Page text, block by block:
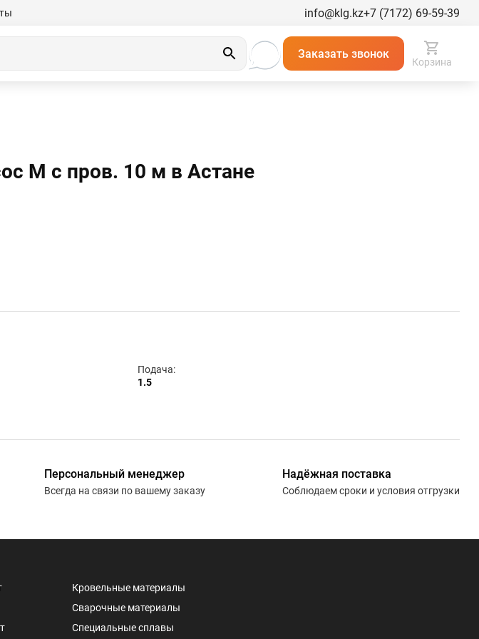
info@klg.kz+7 (7172) 69-59-39
Заказать звонок
Корзина
М с пров. 10 м в Астанe
Подача:
1.5
Персональный менеджер
Всегда на связи по вашему заказу
Надёжная поставка
Соблюдаем сроки и условия отгрузки
Кровельные материалы
Сварочные материалы
Специальные сплавы